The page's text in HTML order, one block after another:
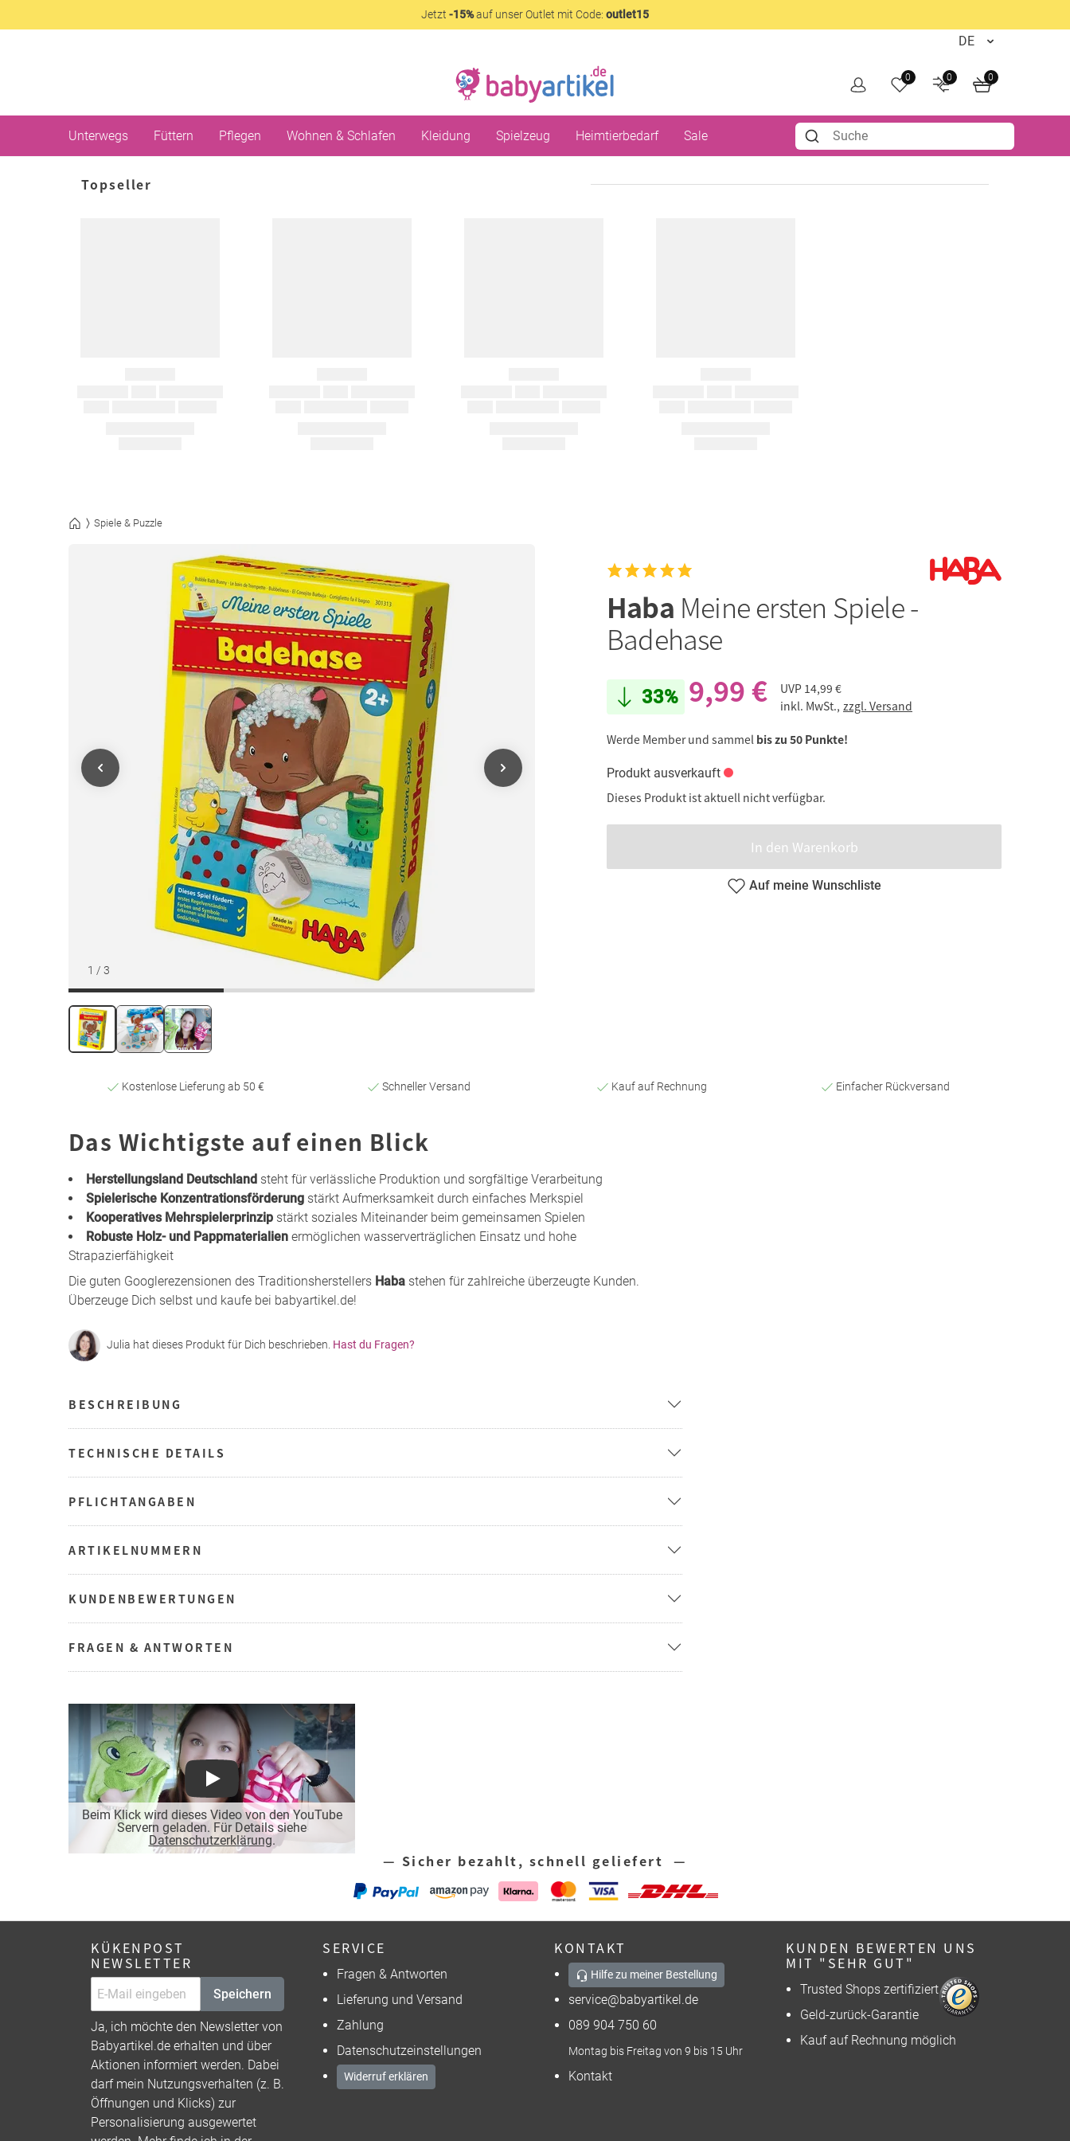
Jetzt -15%auf unser Outlet mit Code: outlet15
0 0 0
Unterwegs Füttern Pflegen Wohnen & Schlafen Kleidung Spielzeug Heimtierbedarf Sale
Topseller
Spiele & Puzzle
1 / 3
Haba Meine ersten Spiele -
Badehase
33% 9,99 € UVP 14,99 €
inkl. MwSt., zzgl. Versand
Werde Member und sammel bis zu 50 Punkte!
Produkt ausverkauft
Dieses Produkt ist aktuell nicht verfügbar.
In den Warenkorb
Auf meine Wunschliste
Kostenlose Lieferung ab 50 € Schneller Versand Kauf auf Rechnung Einfacher Rückversand
Das Wichtigste auf einen Blick
Herstellungsland Deutschland steht für verlässliche Produktion und sorgfältige Verarbeitung
Spielerische Konzentrationsförderung stärkt Aufmerksamkeit durch einfaches Merkspiel
Kooperatives Mehrspielerprinzip stärkt soziales Miteinander beim gemeinsamen Spielen
Robuste Holz- und Pappmaterialien ermöglichen wasserverträglichen Einsatz und hohe
Strapazierfähigkeit
Die guten Googlerezensionen des Traditionsherstellers Haba stehen für zahlreiche überzeugte Kunden.
Überzeuge Dich selbst und kaufe bei babyartikel.de!
Julia hat dieses Produkt für Dich beschrieben. Hast du Fragen?
BESCHREIBUNG
TECHNISCHE DETAILS
PFLICHTANGABEN
ARTIKELNUMMERN
KUNDENBEWERTUNGEN
FRAGEN & ANTWORTEN
Beim Klick wird dieses Video von den YouTube
Servern geladen. Für Details siehe
Datenschutzerklärung.
Play
— Sicher bezahlt, schnell geliefert —
KÜKENPOST
NEWSLETTER
Speichern
Ja, ich möchte den Newsletter von
Babyartikel.de erhalten und über
Aktionen informiert werden. Dabei
darf mein Nutzungsverhalten (z. B.
Öffnungen und Klicks) zur
Personalisierung ausgewertet
SERVICE
Fragen & Antworten
Lieferung und Versand
Zahlung
Datenschutzeinstellungen
Widerruf erklären
KONTAKT
Hilfe zu meiner Bestellung
service@babyartikel.de
089 904 750 60
Montag bis Freitag von 9 bis 15 Uhr
Kontakt
KUNDEN BEWERTEN UNS
MIT "SEHR GUT"
Trusted Shops zertifiziert
Geld-zurück-Garantie
Kauf auf Rechnung möglich